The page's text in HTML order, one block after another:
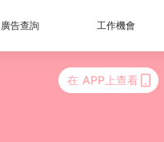
廣告查詢 工作機會
在 APP上查看